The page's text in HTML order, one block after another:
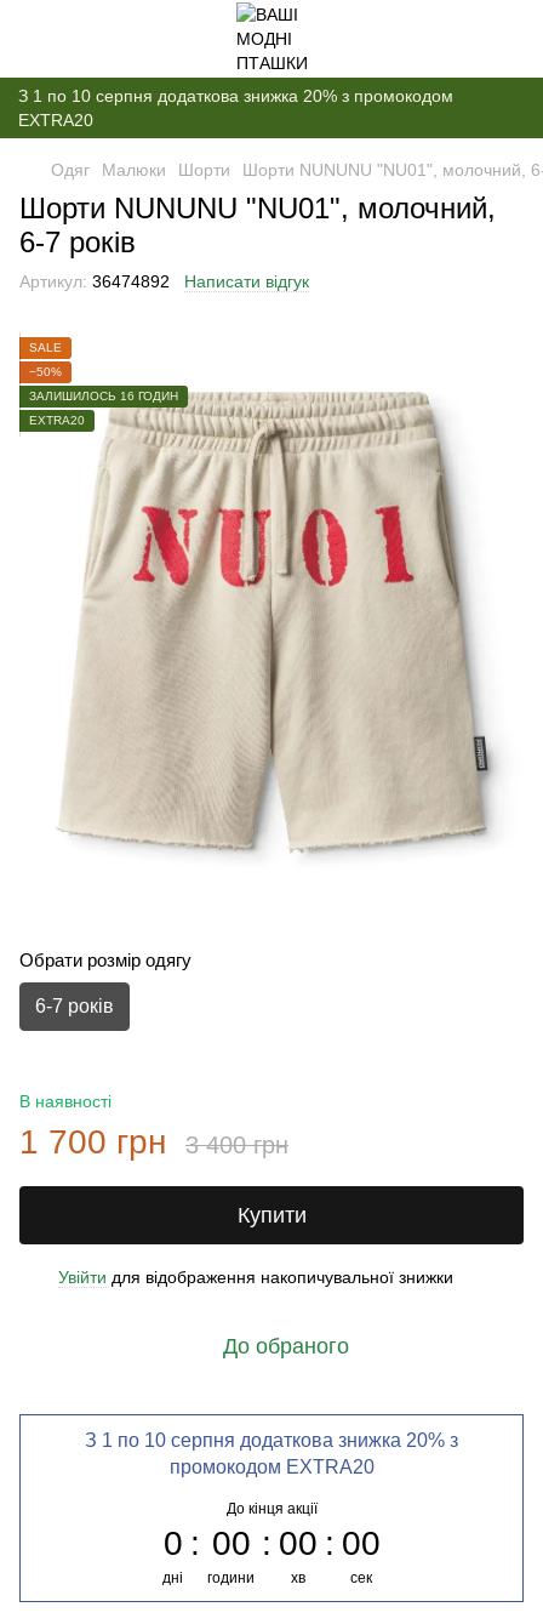
З 1 по 10 серпня додаткова знижка 20% з промокодом
EXTRA20
Одяг Малюки Шорти Шорти NUNUNU "NU01", молочний, 6-
Шорти NUNUNU "NU01", молочний,
6-7 років
Артикул: 36474892 Написати відгук
SALE
−50%
ЗАЛИШИЛОСЬ 16 ГОДИН
EXTRA20
Обрати розмір одягу
6-7 років
В наявності
1 700 грн 3 400 грн
Купити
Увійти для відображення накопичувальної знижки
До обраного
З 1 по 10 серпня додаткова знижка 20% з
промокодом EXTRA20
До кінця акції
0
дні
00
години
00
хв
00
сек